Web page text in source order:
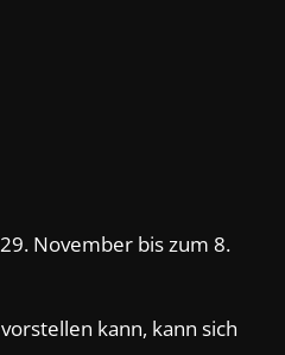
November bis zum 8.
kann, kann sich